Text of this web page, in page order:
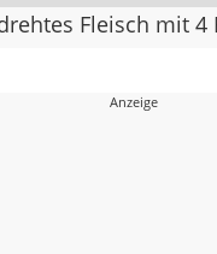
Fleisch mit 4